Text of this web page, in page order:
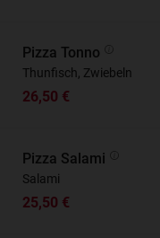
Pizza Tonno
Thunfisch, Zwiebeln
26,50 €
Pizza Salami
Salami
25,50 €